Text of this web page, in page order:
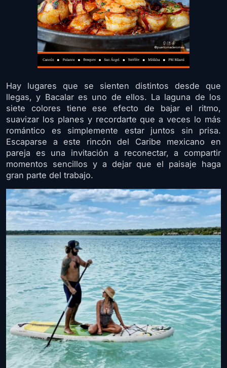
Hay lugares que se sienten distintos desde que
llegas, y Bacalar es uno de ellos. La laguna de los
siete colores tiene ese efecto de bajar el ritmo,
suavizar los planes y recordarte que a veces lo más
romántico es simplemente estar juntos sin prisa.
Escaparse a este rincón del Caribe mexicano en
pareja es una invitación a reconectar, a compartir
momentos sencillos y a dejar que el paisaje haga
gran parte del trabajo.